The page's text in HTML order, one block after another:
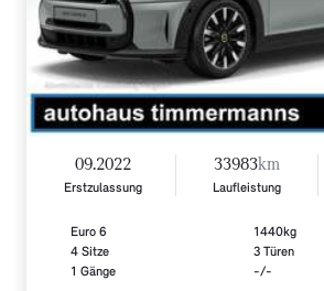
09.2022
Erstzulassung
33983km
Laufleistung
Euro 6
4 Sitze
1 Gänge
1440kg
3 Türen
-/-